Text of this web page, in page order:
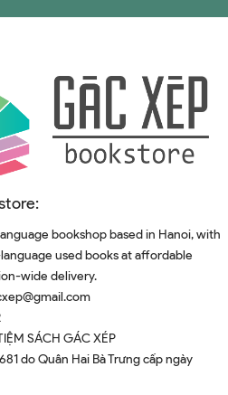
bookshop based in Hanoi, with
used books at affordable
wide delivery.
SÁCH GÁC XÉP
do Quân Hai Bà Trưng cấp ngày